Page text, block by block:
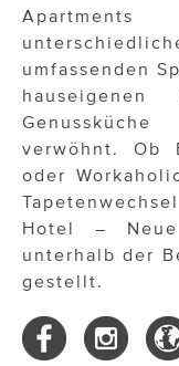
umfassenden
verwöhnt. Ob
oder
Hotel – Neue
unterhalb der
gestellt.